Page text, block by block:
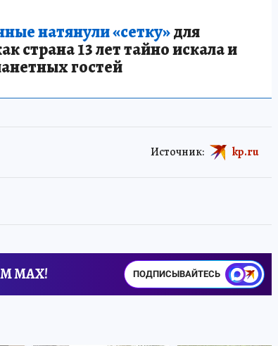
натянули «сетку»для
страна 13 лет тайно искала и
гостей
Источник: kp.ru
MAX! ПОДПИСЫВАЙТЕСЬ